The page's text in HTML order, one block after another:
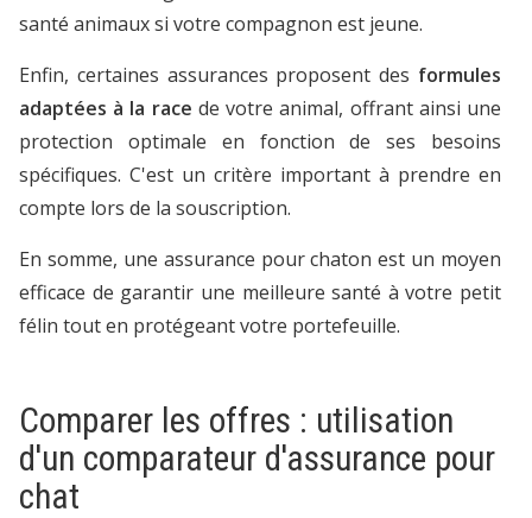
santé animaux si votre compagnon est jeune.
Enfin, certaines assurances proposent des formules
adaptées à la race de votre animal, offrant ainsi une
protection optimale en fonction de ses besoins
spécifiques. C'est un critère important à prendre en
compte lors de la souscription.
En somme, une assurance pour chaton est un moyen
efficace de garantir une meilleure santé à votre petit
félin tout en protégeant votre portefeuille.
Comparer les offres : utilisation
d'un comparateur d'assurance pour
chat